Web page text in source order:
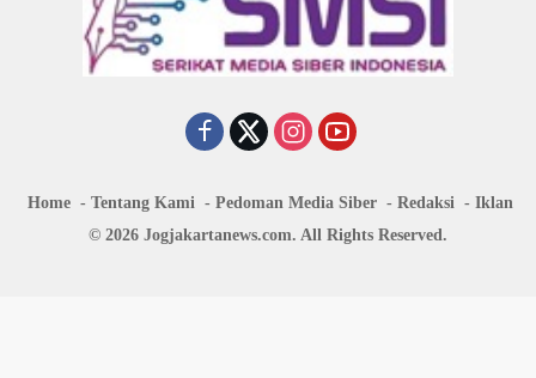
Home Tentang Kami Pedoman Media Siber Redaksi
Iklan
© 2026 Jogjakartanews.com. All Rights Reserved.